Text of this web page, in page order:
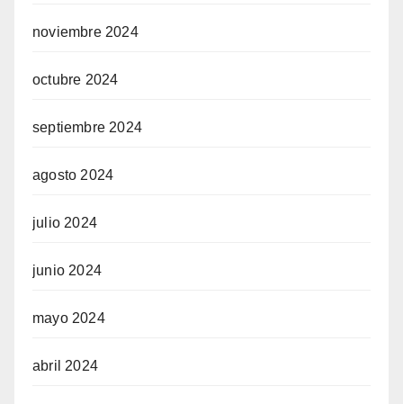
noviembre 2024
octubre 2024
septiembre 2024
agosto 2024
julio 2024
junio 2024
mayo 2024
abril 2024